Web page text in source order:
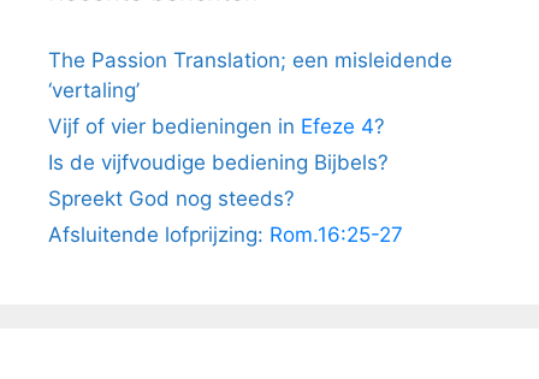
The Passion Translation; een misleidende
‘vertaling’
Vijf of vier bedieningen in Efeze 4?
Is de vijfvoudige bediening Bijbels?
Spreekt God nog steeds?
Afsluitende lofprijzing: Rom.16:25-27